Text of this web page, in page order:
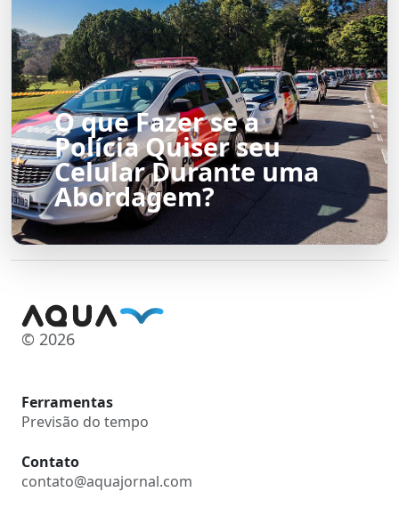
O que Fazer se a
Polícia Quiser seu
Celular Durante uma
Abordagem?
© 2026
Ferramentas
Previsão do tempo
Contato
contato@aquajornal.com